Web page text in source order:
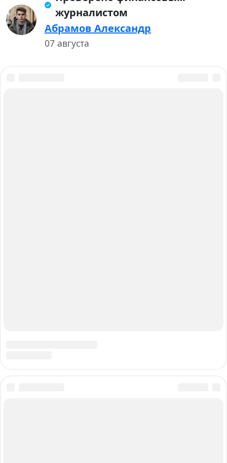
журналистом
Абрамов Александр
07 августа